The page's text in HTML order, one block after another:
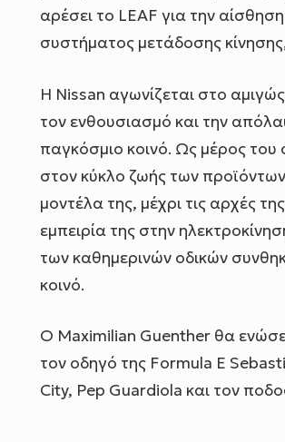
αρέσει το LEAF για την
συστήματος μετάδοσης
Η Nissan αγωνίζεται στο
τον ενθουσιασμό και την
παγκόσμιο κοινό. Ως μέρος του
στον κύκλο ζωής των
μοντέλα της, μέχρι τις αρχές
εμπειρία της στην
των καθημερινών οδικών
κοινό.
Ο Maximilian Guenther θα
τον οδηγό της Formula E
City, Pep Guardiola και τον